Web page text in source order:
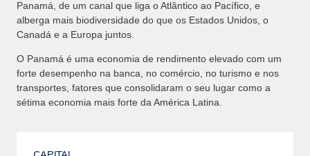
Panamá, de um canal que liga o Atlântico ao Pacífico, e
alberga mais biodiversidade do que os Estados Unidos, o
Canadá e a Europa juntos.
O Panamá é uma economia de rendimento elevado com um
forte desempenho na banca, no comércio, no turismo e nos
transportes, fatores que consolidaram o seu lugar como a
sétima economia mais forte da América Latina.